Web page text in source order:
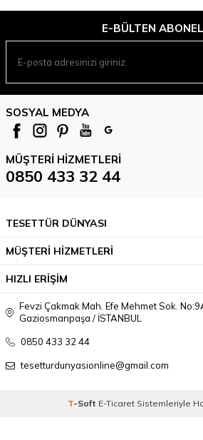
E-BÜLTEN
SOSYAL MEDYA
MÜŞTERI HIZMETLERI
0850 433 32 44
TESETTÜR DÜNYASI
MÜŞTERİ HİZMETLERİ
HIZLI ERİŞİM
Fevzi Çakmak Mah. Efe Mehmet Sok.
Gaziosmanpaşa / İSTANBUL
0850 433 32 44
tesetturdunyasionline@gmail.com
T-Soft E-TicaretSistemleriyle